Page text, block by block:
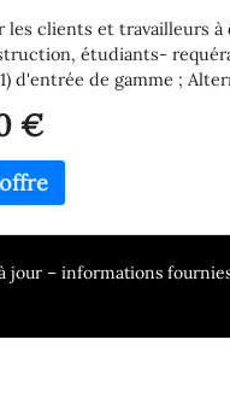
les clients et travailleurs
étudiants-
d'entrée de gamme ;
plusieurs fichiers
attentes aux côtés
- de l’ordre de
résolution optimisée
avec les cartouches
3WW89A) et avec
avec Gigabit
est conçue
€
jour – informations